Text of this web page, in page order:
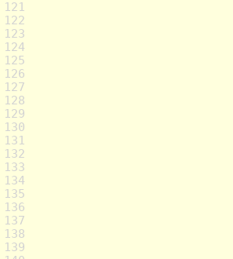
121
122
123
124
125
126
127
128
129
130
131
132
133
134
135
136
137
138
139